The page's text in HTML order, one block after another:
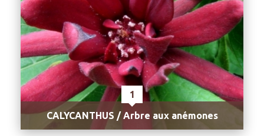
1
CALYCANTHUS / Arbre aux anémones